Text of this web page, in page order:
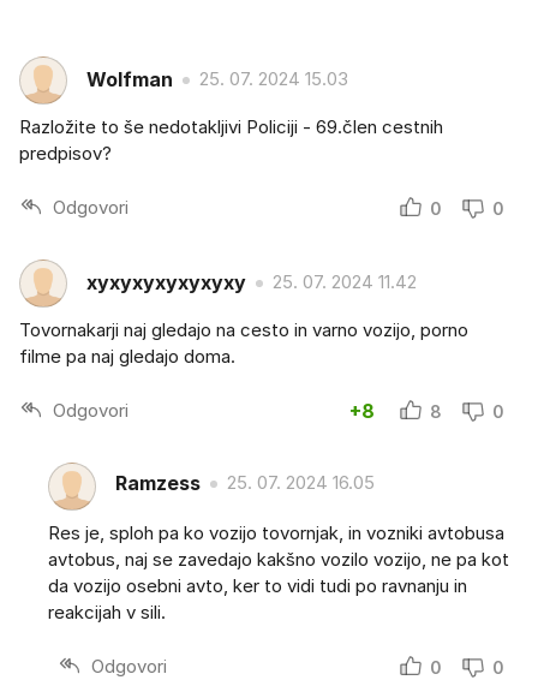
Wolfman 25. 07. 2024 15.03
Razložite to še nedotakljivi Policiji - 69.člen cestnih
predpisov?
Odgovori 0 0
xyxyxyxyxyxyxy 25. 07. 2024 11.42
Tovornakarji naj gledajo na cesto in varno vozijo, porno
filme pa naj gledajo doma.
Odgovori +8 8 0
Ramzess 25. 07. 2024 16.05
Res je, sploh pa ko vozijo tovornjak, in vozniki avtobusa
avtobus, naj se zavedajo kakšno vozilo vozijo, ne pa kot
da vozijo osebni avto, ker to vidi tudi po ravnanju in
reakcijah v sili.
Odgovori 0 0